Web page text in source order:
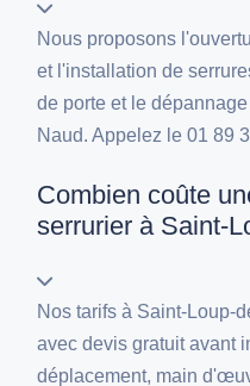
Nous proposons
et l'installation de
de porte et le
Naud. Appelez le 01 89
Combien coûte
serrurier à Saint-
Nos tarifs à Saint-Loup-
avec devis gratuit avant
déplacement, main